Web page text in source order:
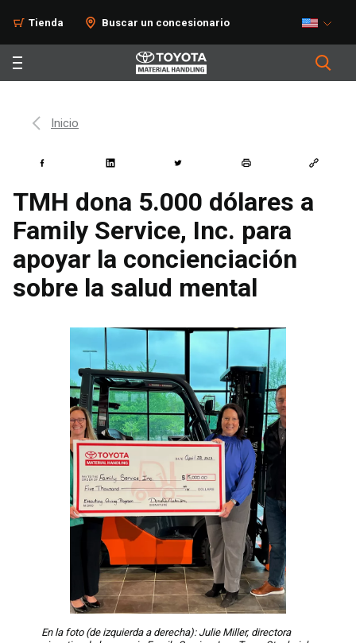
Tienda Buscar un concesionario
Inicio
TMH dona 5.000 dólares a
Family Service, Inc. para
apoyar la concienciación
sobre la salud mental
En la foto (de izquierda a derecha): Julie Miller, directora